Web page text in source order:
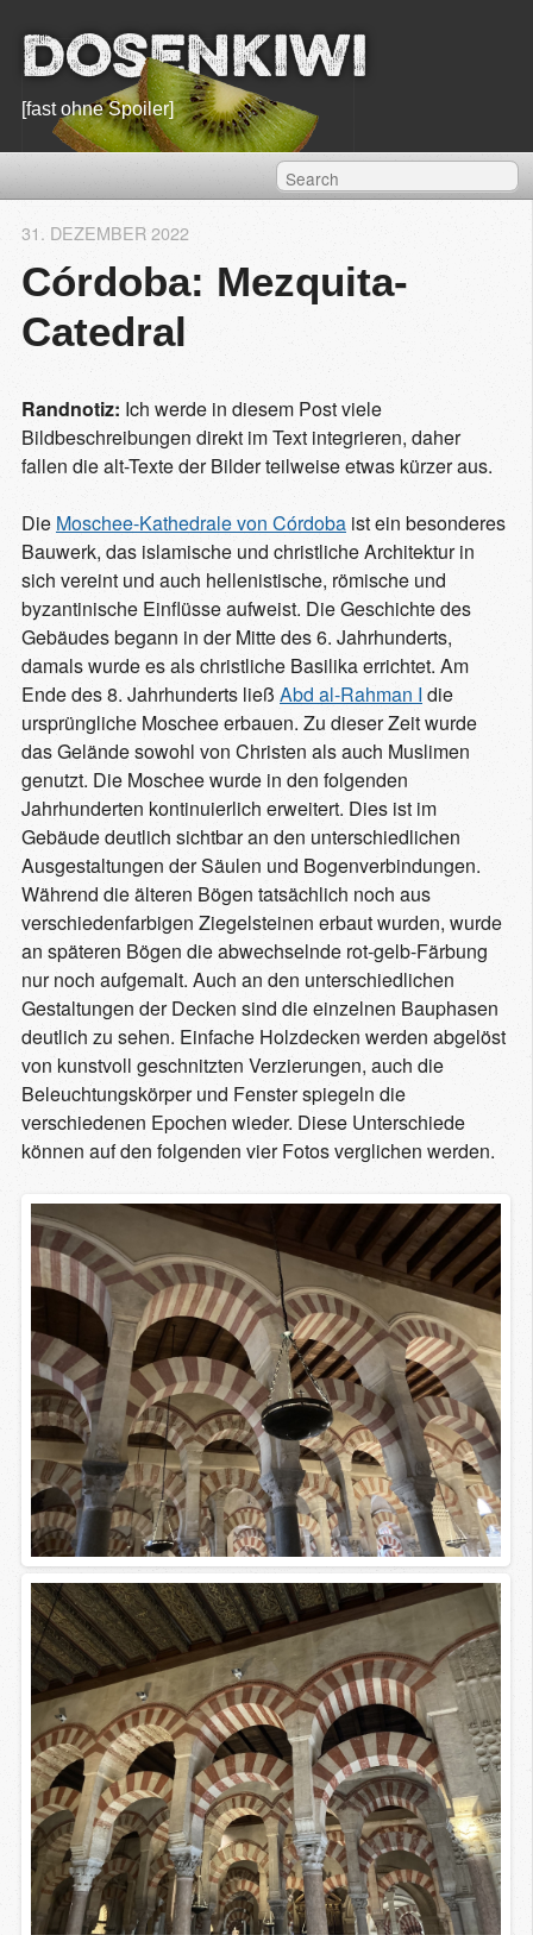
Dosenkiwi
[fast ohne Spoiler]
Córdoba: Mezquita-
Catedral
31. DEZEMBER 2022
Randnotiz: Ich werde in diesem Post viele
Bildbeschreibungen direkt im Text integrieren, daher
fallen die alt-Texte der Bilder teilweise etwas kürzer aus.
Die Moschee-Kathedrale von Córdoba ist ein besonderes
Bauwerk, das islamische und christliche Architektur in
sich vereint und auch hellenistische, römische und
byzantinische Einflüsse aufweist. Die Geschichte des
Gebäudes begann in der Mitte des 6. Jahrhunderts,
damals wurde es als christliche Basilika errichtet. Am
Ende des 8. Jahrhunderts ließ Abd al-Rahman Idie
ursprüngliche Moschee erbauen. Zu dieser Zeit wurde
das Gelände sowohl von Christen als auch Muslimen
genutzt. Die Moschee wurde in den folgenden
Jahrhunderten kontinuierlich erweitert. Dies ist im
Gebäude deutlich sichtbar an den unterschiedlichen
Ausgestaltungen der Säulen und Bogenverbindungen.
Während die älteren Bögen tatsächlich noch aus
verschiedenfarbigen Ziegelsteinen erbaut wurden, wurde
an späteren Bögen die abwechselnde rot-gelb-Färbung
nur noch aufgemalt. Auch an den unterschiedlichen
Gestaltungen der Decken sind die einzelnen Bauphasen
deutlich zu sehen. Einfache Holzdecken werden abgelöst
von kunstvoll geschnitzten Verzierungen, auch die
Beleuchtungskörper und Fenster spiegeln die
verschiedenen Epochen wieder. Diese Unterschiede
können auf den folgenden vier Fotos verglichen werden.